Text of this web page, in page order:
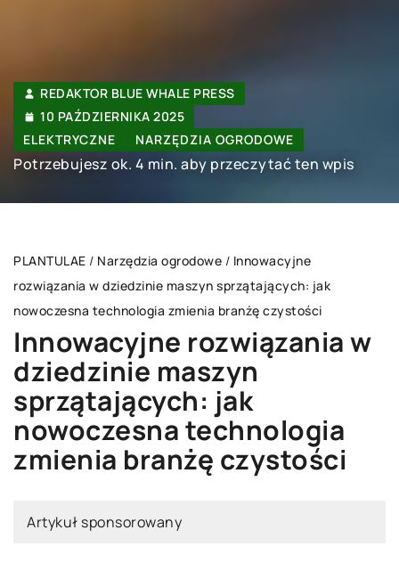
REDAKTOR BLUE WHALE PRESS
10 PAŹDZIERNIKA 2025
ELEKTRYCZNE
NARZĘDZIA OGRODOWE
Potrzebujesz ok. 4 min. aby przeczytać ten wpis
PLANTULAE / Narzędzia ogrodowe / Innowacyjne
rozwiązania w dziedzinie maszyn sprzątających: jak
nowoczesna technologia zmienia branżę czystości
Innowacyjne rozwiązania w
dziedzinie maszyn
sprzątających: jak
nowoczesna technologia
zmienia branżę czystości
Artykuł sponsorowany